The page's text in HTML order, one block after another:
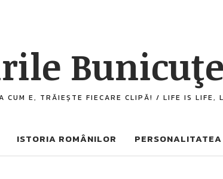
CUM E, TRĂIEȘTE FIECARE CLIPĂ! / LIFE IS LIFE,
ISTORIA ROMÂNILOR